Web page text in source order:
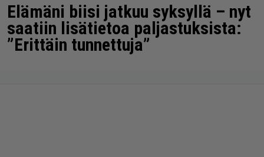
Elämäni biisi jatkuu syksyllä – nyt
saatiin lisätietoa paljastuksista:
”Erittäin tunnettuja”